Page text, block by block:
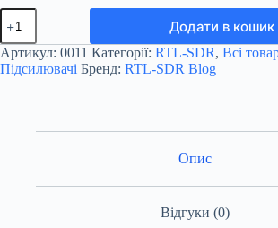
Малошумний
підсилювач
МШУ
LNA
для
Додати в кошик
Артикул: 0011 Категорії: RTL-SDR, Всі
Підсилювачі Бренд: RTL-SDR Blog
Опис
Відгуки (0)